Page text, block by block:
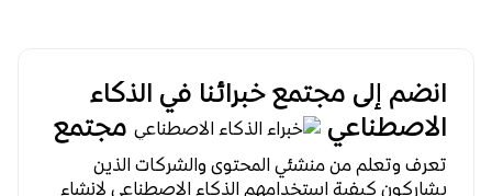
انضم إلى مجتمع خبرائنا في الذكاء
الاصطناعي
مجتمع
تعرف وتعلم من منشئي المحتوى والشركات الذين
يشاركون كيفية استخدامهم الذكاء الاصطناعي لإنشاء